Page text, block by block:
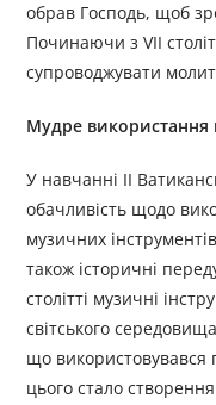
обрав Господь, щоб
Починаючи з VII
супроводжувати
Мудре використання
У навчанні ІІ
обачливість щодо
музичних
також історичні
столітті музичні
світського
що використовувався
цього стало